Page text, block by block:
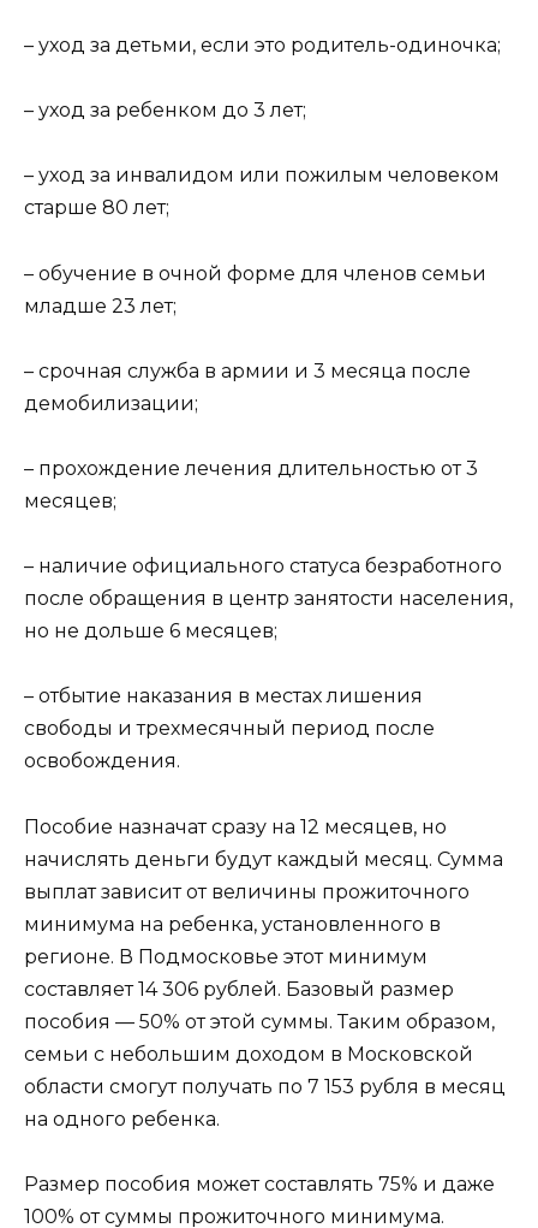
– уход за детьми, если это родитель-одиночка;
– уход за ребенком до 3 лет;
– уход за инвалидом или пожилым человеком
старше 80 лет;
– обучение в очной форме для членов семьи
младше 23 лет;
– срочная служба в армии и 3 месяца после
демобилизации;
– прохождение лечения длительностью от 3
месяцев;
– наличие официального статуса безработного
после обращения в центр занятости населения,
но не дольше 6 месяцев;
– отбытие наказания в местах лишения
свободы и трехмесячный период после
освобождения.
Пособие назначат сразу на 12 месяцев, но
начислять деньги будут каждый месяц. Сумма
выплат зависит от величины прожиточного
минимума на ребенка, установленного в
регионе. В Подмосковье этот минимум
составляет 14 306 рублей. Базовый размер
пособия — 50% от этой суммы. Таким образом,
семьи с небольшим доходом в Московской
области смогут получать по 7 153 рубля в месяц
на одного ребенка.
Размер пособия может составлять 75% и даже
100% от суммы прожиточного минимума.